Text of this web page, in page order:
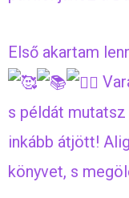
Első akartam
s példát
inkább átjött!
könyvet, s